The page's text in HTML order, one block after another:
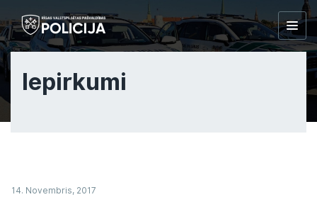
Iepirkumi
14. Novembris, 2017